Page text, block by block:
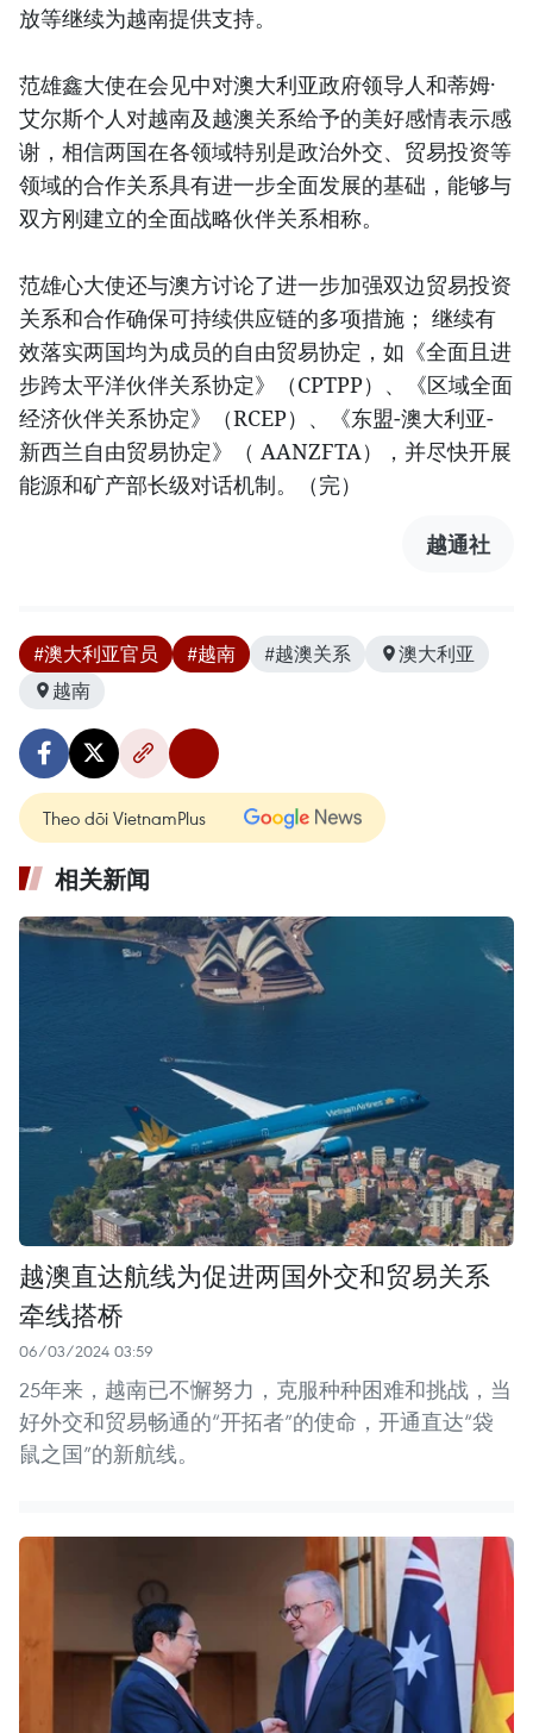
放等继续为越南提供支持。
范雄鑫大使在会见中对澳大利亚政府领导人和蒂姆·
艾尔斯个人对越南及越澳关系给予的美好感情表示感
谢，相信两国在各领域特别是政治外交、贸易投资等
领域的合作关系具有进一步全面发展的基础，能够与
双方刚建立的全面战略伙伴关系相称。
范雄心大使还与澳方讨论了进一步加强双边贸易投资
关系和合作确保可持续供应链的多项措施； 继续有
效落实两国均为成员的自由贸易协定，如《全面且进
步跨太平洋伙伴关系协定》（CPTPP）、《区域全面
经济伙伴关系协定》（RCEP）、《东盟-澳大利亚-
新西兰自由贸易协定》（ AANZFTA），并尽快开展
能源和矿产部长级对话机制。（完）
越通社
#澳大利亚官员 #越南 #越澳关系
澳大利亚
越南
Theo dõi VietnamPlus
相关新闻
越澳直达航线为促进两国外交和贸易关系
牵线搭桥
06/03/2024 03:59
25年来，越南已不懈努力，克服种种困难和挑战，当
好外交和贸易畅通的“开拓者”的使命，开通直达“袋
鼠之国”的新航线。